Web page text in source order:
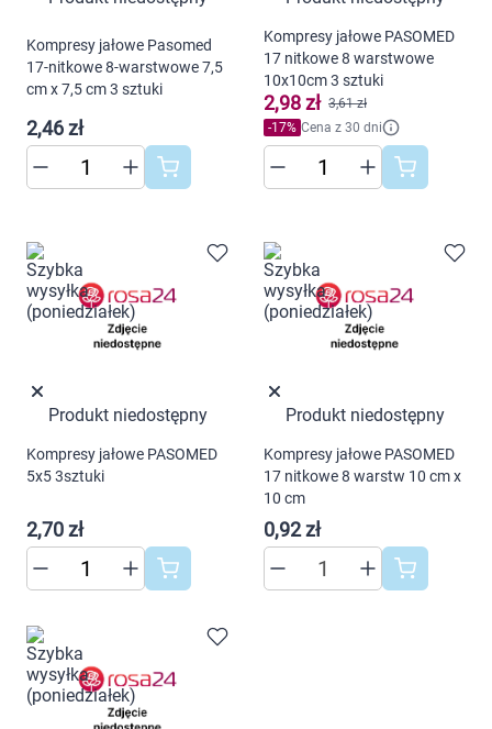
Korzystamy z plików cookies w celu
dostosowania zawartości serwisu do Twoich
preferencji. Więcej informacji znajdziesz w
naszejpolityce prywatności. Możesz określić
warunki przechowywania lub dostępu do
"Ustawienia" lub możesz zaakceptować
ustawienia wszystkich cookies klikając
AKCEPTUJĘ WSZYSTKIE
Ustawienia
AKCEPTUJĘ WSZYSTKIE
Kompresy jałowe Pasomed
17-nitkowe 8-warstwowe 7,5
cm x 7,5 cm 3 sztuki
2,46 zł
Kompresy jałowe PASOMED
17 nitkowe 8 warstwowe
10x10cm 3 sztuki
2,98 zł 3,61 zł
-17% Cena z 30 dni
Produkt niedostępny
Kompresy jałowe PASOMED
5x5 3sztuki
2,70 zł
Produkt niedostępny
Kompresy jałowe PASOMED
17 nitkowe 8 warstw 10 cm x
10 cm
0,92 zł